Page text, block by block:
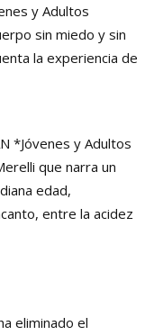
y Adultos
sin miedo y sin
la experiencia de
*Jóvenes y Adultos
que narra un
edad,
entre la acidez
eliminado el